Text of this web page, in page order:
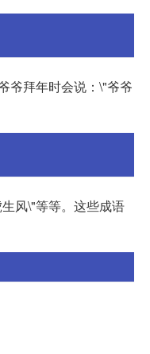
爷拜年时会说：\"爷爷
风\"等等。这些成语